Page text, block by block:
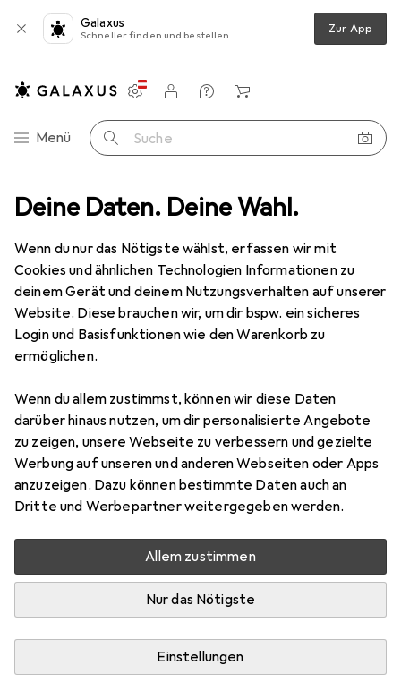
Deine Daten. Deine Wahl.
Wenn du nur das Nötigste wählst, erfassen wir mit
Cookies und ähnlichen Technologien Informationen zu
deinem Gerät und deinem Nutzungsverhalten auf unserer
Website. Diese brauchen wir, um dir bspw. ein sicheres
Login und Basisfunktionen wie den Warenkorb zu
ermöglichen.
Wenn du allem zustimmst, können wir diese Daten
darüber hinaus nutzen, um dir personalisierte Angebote
zu zeigen, unsere Webseite zu verbessern und gezielte
Werbung auf unseren und anderen Webseiten oder Apps
anzuzeigen. Dazu können bestimmte Daten auch an
Dritte und Werbepartner weitergegeben werden.
Allem zustimmen
Nur das Nötigste
Einstellungen
Galaxus
Schneller finden und bestellen Zur App
Navigation nach Kategorien
Menü Suche
Einstellungen
Kundenkonto
Vergleichslisten
Merklisten
Warenkorb
WC Zubehör Toilettenbürste Wenko Slate Rock
5 Bilder
WenkoSlate Rock
EUR
84,74
2
Bewertungen Marke
Mehr von Wenko
Benachrichtigen, wenn schneller verfügbar
In den Warenkorb